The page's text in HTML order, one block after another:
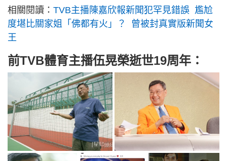
相關閱讀： TVB主播陳嘉欣報新聞犯罕見錯誤 尷尬
度堪比關家姐「佛都有火」？ 曾被封真實版新聞女
王
前TVB體育主播伍晃榮逝世19周年：